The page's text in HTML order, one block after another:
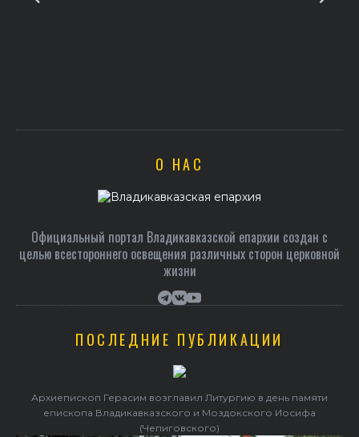
О НАС
Официальный портал Владикавказской епархии создан c
целью всестороннего освещения различных сторон церковной
жизни
ПОСЛЕДНИЕ ПУБЛИКАЦИИ
Архиепископ Герасим возглавил Литургию в день памяти
епископа Владикавказского и Моздокского Иосифа
(Чепиговского)